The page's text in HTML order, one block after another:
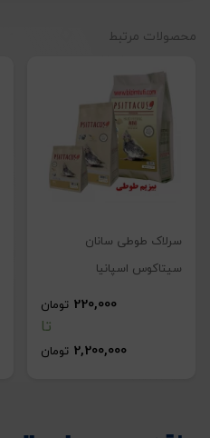
محصولات مرتبط
سرلاک طوطی سانان
سیتاکوس اسپانیا
220,000 تومان
تا
2,200,000 تومان